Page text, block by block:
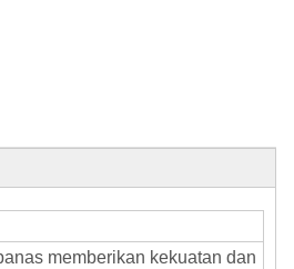
memberikan kekuatan dan